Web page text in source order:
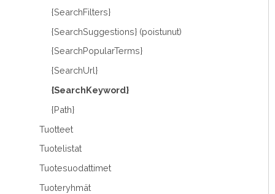
{SearchFilters}
{SearchSuggestions} (poistunut)
{SearchPopularTerms}
{SearchUrl}
{SearchKeyword}
{Path}
Tuotteet
Tuotelistat
Tuotesuodattimet
Tuoteryhmät